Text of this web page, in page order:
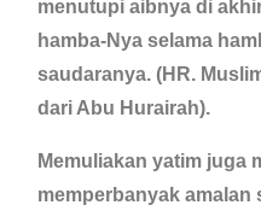
menutupi aibnya di
hamba-Nya selama
saudaranya. (HR.
dari Abu Hurairah).
Memuliakan yatim juga
memperbanyak amalan